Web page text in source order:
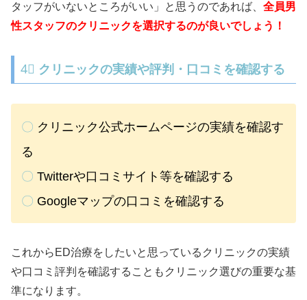
タッフがいないところがいい」と思うのであれば、 全員男
性スタッフのクリニックを選択するのが良いでしょう！
4⃣ クリニックの実績や評判・口コミを確認する
〇 クリニック公式ホームページの実績を確認す
る
〇 Twitterや口コミサイト等を確認する
〇 Googleマップの口コミを確認する
これからED治療をしたいと思っているクリニックの実績
や口コミ評判を確認することもクリニック選びの重要な基
準になります。